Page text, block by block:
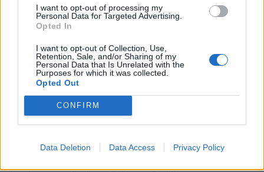
I want to opt-out of processing my
Personal Data for Targeted Advertising.
Opted In
I want to opt-out of Collection, Use,
Retention, Sale, and/or Sharing of my
Personal Data that Is Unrelated with the
Purposes for which it was collected.
Opted Out
CONFIRM
Data Deletion Data Access Privacy Policy
στα εμπόδια